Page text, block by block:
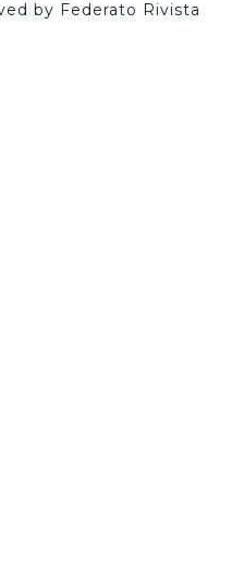
by Federato Rivista